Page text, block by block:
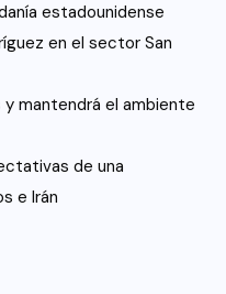
estadounidense
en el sector San
y mantendrá el ambiente
de una
e Irán